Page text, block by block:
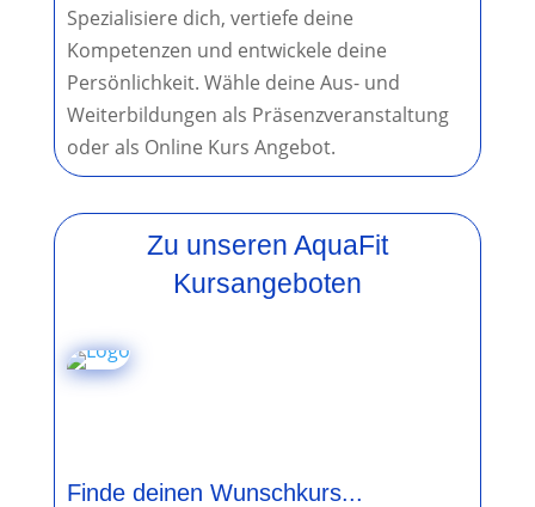
Spezialisiere dich, vertiefe deine
Kompetenzen und entwickele deine
Persönlichkeit. Wähle deine Aus- und
Weiterbildungen als Präsenzveranstaltung
oder als Online Kurs Angebot.
Zu unseren AquaFit
Kursangeboten
Finde deinen Wunschkurs...